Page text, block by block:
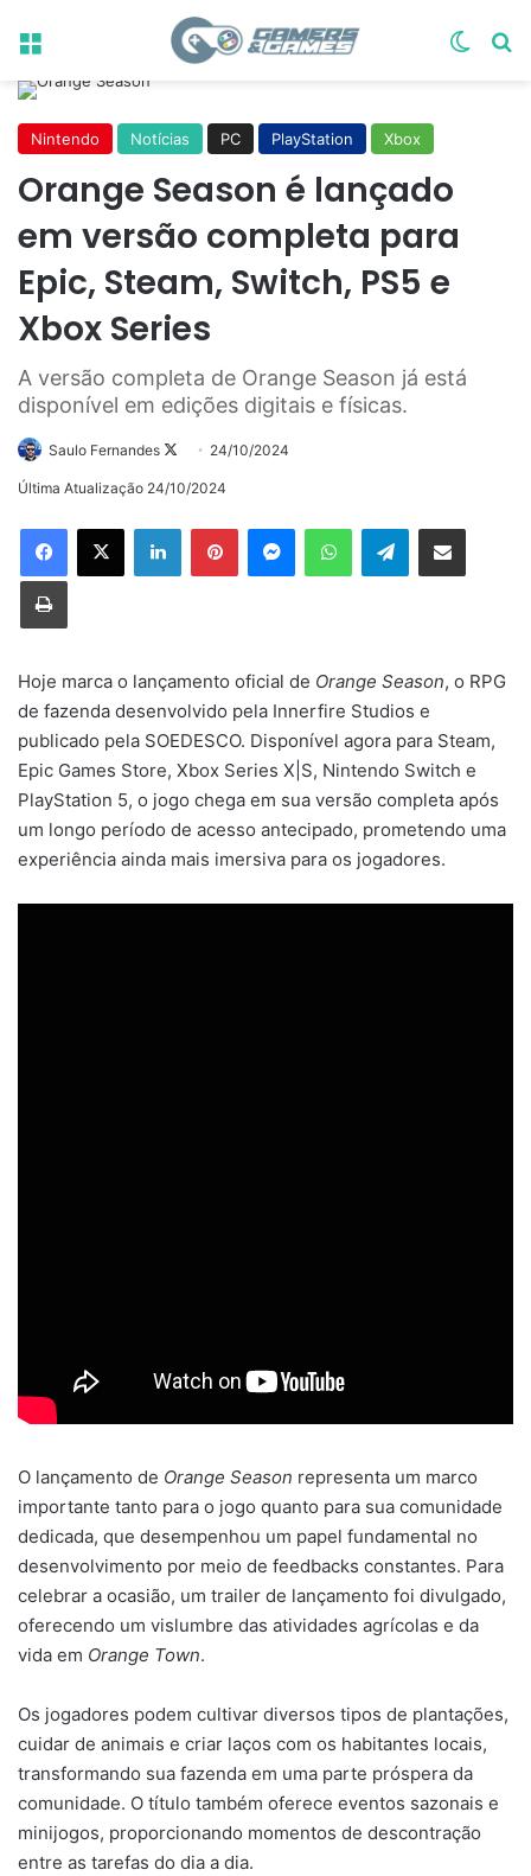
Menu
Nintendo Notícias PC PlayStation Xbox
Orange Season é lançado
em versão completa para
Epic, Steam, Switch, PS5 e
Xbox Series
A versão completa de Orange Season já está
disponível em edições digitais e físicas.
Saulo Fernandes
Follow
on
24/10/2024
Última Atualização 24/10/2024
LinkedinPinterestMessengerWhatsAppTelegramCompartilhar via e-mail
Imprimir
Hoje marca o lançamento oficial de Orange Season, o RPG
de fazenda desenvolvido pela Innerfire Studios e
publicado pela SOEDESCO. Disponível agora para Steam,
Epic Games Store, Xbox Series X|S, Nintendo Switch e
PlayStation 5, o jogo chega em sua versão completa após
um longo período de acesso antecipado, prometendo uma
experiência ainda mais imersiva para os jogadores.
O lançamento de Orange Season representa um marco
importante tanto para o jogo quanto para sua comunidade
dedicada, que desempenhou um papel fundamental no
desenvolvimento por meio de feedbacks constantes. Para
celebrar a ocasião, um trailer de lançamento foi divulgado,
oferecendo um vislumbre das atividades agrícolas e da
vida em Orange Town.
Os jogadores podem cultivar diversos tipos de plantações,
cuidar de animais e criar laços com os habitantes locais,
transformando sua fazenda em uma parte próspera da
comunidade. O título também oferece eventos sazonais e
minijogos, proporcionando momentos de descontração
entre as tarefas do dia a dia.